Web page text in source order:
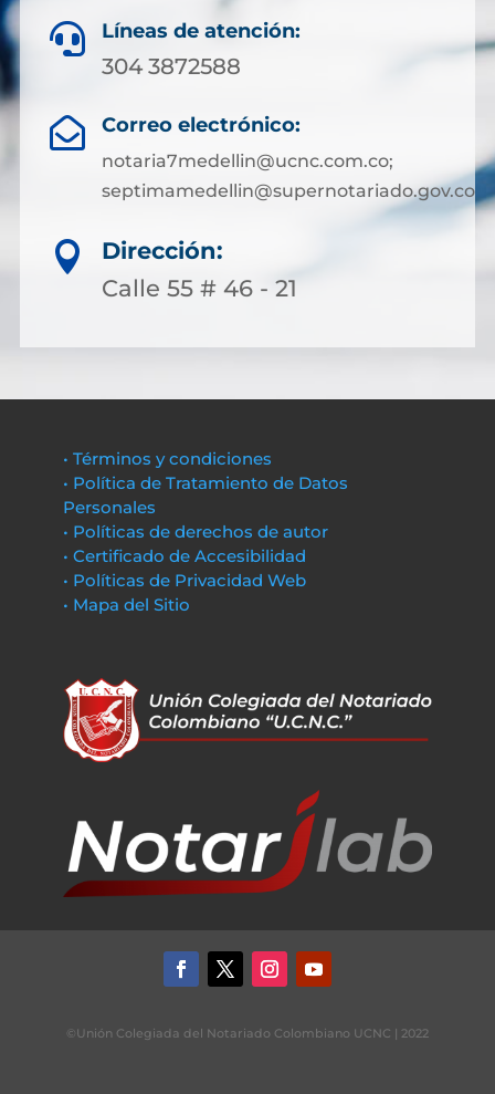
 Líneas de atención:
304 3872588
 Correo electrónico:
notaria7medellin@ucnc.com.co;
septimamedellin@supernotariado.gov.co

Dirección:
Calle 55 # 46 - 21
• Términos y condiciones
• Política de Tratamiento de Datos
Personales
• Políticas de derechos de autor
• Certificado de Accesibilidad
• Políticas de Privacidad Web
• Mapa del Sitio
©Unión Colegiada del Notariado Colombiano UCNC | 2022